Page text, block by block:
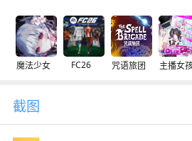
魔法少女 FC26 咒语旅团 主播女
截图